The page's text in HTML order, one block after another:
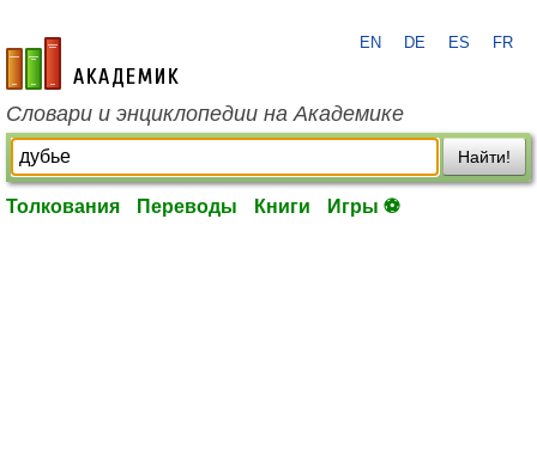
academic.ru
EN DE ES FR
Словари и энциклопедии на Академике
Найти!
Толкования Переводы Книги Игры ⚽